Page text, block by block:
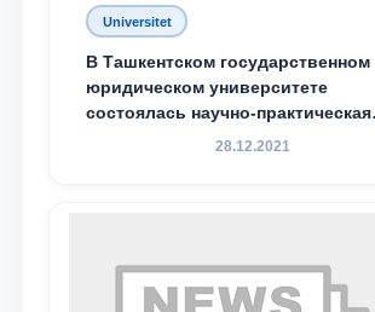
Universitet
В Ташкентском государственном
юридическом университете
состоялась научно-практическая
конференция магистрантов
28.12.2021